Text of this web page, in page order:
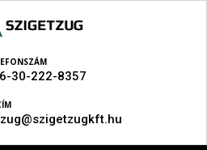
30-222-8357